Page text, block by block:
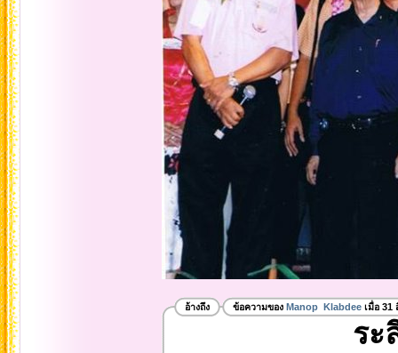
อ้างถึง ข้อความของ Manop Klabdeeเมื่อ 31
ระ